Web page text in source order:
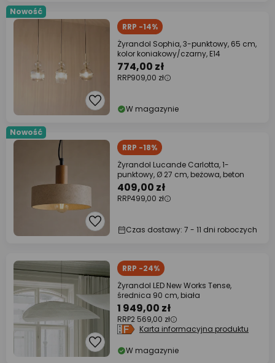
Nowość
RRP -14%
Żyrandol Sophia, 3-punktowy, 65 cm,
kolor koniakowy/czarny, E14
774,00 zł
RRP909,00 zł
W magazynie
Nowość
RRP -18%
Żyrandol Lucande Carlotta, 1-
punktowy, Ø 27 cm, beżowa, beton
409,00 zł
RRP499,00 zł
Czas dostawy: 7 - 11 dni roboczych
RRP -24%
Żyrandol LED New Works Tense,
średnica 90 cm, biała
1 949,00 zł
RRP2 569,00 zł
Karta informacyjna produktu
W magazynie